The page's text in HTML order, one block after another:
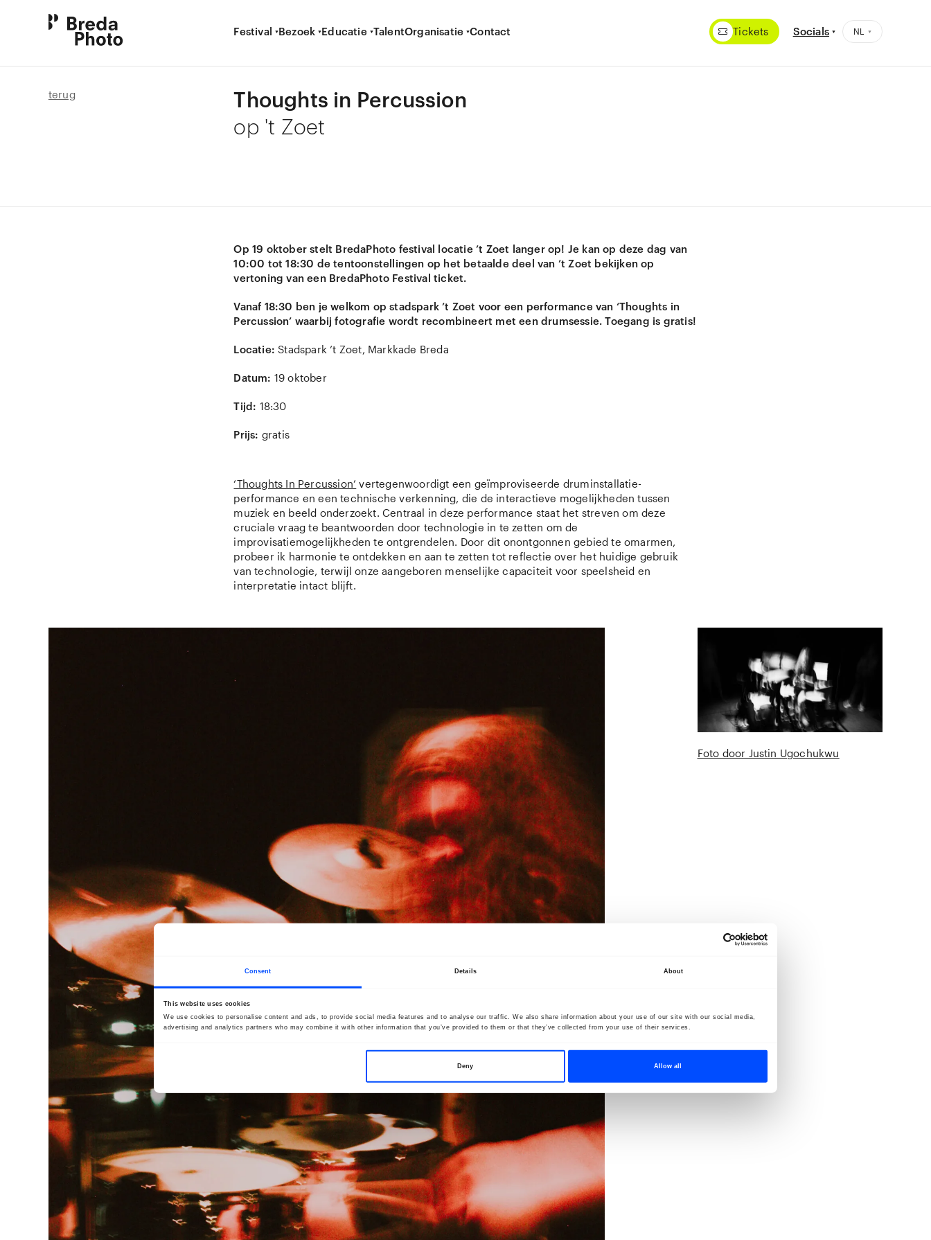
Consent Details About
This website uses cookies
We use cookies to personalise content and ads, to provide social media features and to analyse our traffic. We also share information about your use of our site with our social media,
advertising and analytics partners who may combine it with other information that you’ve provided to them or that they’ve collected from your use of their services.
Deny Allow all
Festival Bezoek Educatie TalentOrganisatie Contact Tickets Socials
terug Thoughts in Percussion
op 't Zoet
Op 19 oktober stelt BredaPhoto festival locatie ’t Zoet langer op! Je kan op deze dag van
10:00 tot 18:30 de tentoonstellingen op het betaalde deel van ’t Zoet bekijken op
vertoning van een BredaPhoto Festival ticket.
Vanaf 18:30 ben je welkom op stadspark ’t Zoet voor een performance van ‘Thoughts in
Percussion’ waarbij fotografie wordt recombineert met een drumsessie. Toegang is gratis!
Locatie: Stadspark ’t Zoet, Markkade Breda
Datum: 19 oktober
Tijd: 18:30
Prijs: gratis
‘Thoughts In Percussion’ vertegenwoordigt een geïmproviseerde druminstallatie-
performance en een technische verkenning, die de interactieve mogelijkheden tussen
muziek en beeld onderzoekt. Centraal in deze performance staat het streven om deze
cruciale vraag te beantwoorden door technologie in te zetten om de
improvisatiemogelijkheden te ontgrendelen. Door dit onontgonnen gebied te omarmen,
probeer ik harmonie te ontdekken en aan te zetten tot reflectie over het huidige gebruik
van technologie, terwijl onze aangeboren menselijke capaciteit voor speelsheid en
interpretatie intact blijft.
Foto door Justin Ugochukwu